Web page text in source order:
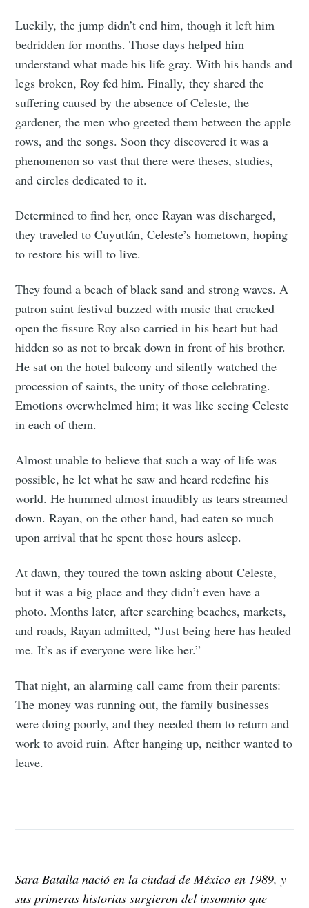
Luckily, the jump didn’t end him, though it left him
bedridden for months. Those days helped him
understand what made his life gray. With his hands and
legs broken, Roy fed him. Finally, they shared the
suffering caused by the absence of Celeste, the
gardener, the men who greeted them between the apple
rows, and the songs. Soon they discovered it was a
phenomenon so vast that there were theses, studies,
and circles dedicated to it.
Determined to find her, once Rayan was discharged,
they traveled to Cuyutlán, Celeste’s hometown, hoping
to restore his will to live.
They found a beach of black sand and strong waves. A
patron saint festival buzzed with music that cracked
open the fissure Roy also carried in his heart but had
hidden so as not to break down in front of his brother.
He sat on the hotel balcony and silently watched the
procession of saints, the unity of those celebrating.
Emotions overwhelmed him; it was like seeing Celeste
in each of them.
Almost unable to believe that such a way of life was
possible, he let what he saw and heard redefine his
world. He hummed almost inaudibly as tears streamed
down. Rayan, on the other hand, had eaten so much
upon arrival that he spent those hours asleep.
At dawn, they toured the town asking about Celeste,
but it was a big place and they didn’t even have a
photo. Months later, after searching beaches, markets,
and roads, Rayan admitted, “Just being here has healed
me. It’s as if everyone were like her.”
That night, an alarming call came from their parents:
The money was running out, the family businesses
were doing poorly, and they needed them to return and
work to avoid ruin. After hanging up, neither wanted to
leave.
Sara Batalla nació en la ciudad de México en 1989, y
sus primeras historias surgieron del insomnio que